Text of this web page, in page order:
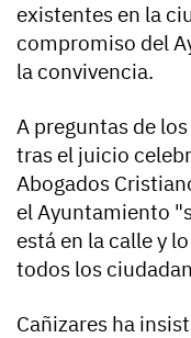
existentes en la
compromiso del
la convivencia.
A preguntas de
tras el juicio
Abogados
el Ayuntamiento
está en la calle y
todos los
Cañizares ha